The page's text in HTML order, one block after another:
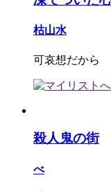
枯山水
可哀想だから
殺人鬼の街
べ